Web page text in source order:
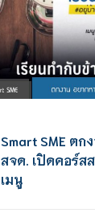
Smart SME ตก
สจด. เปิดคอร์ส
เมนู